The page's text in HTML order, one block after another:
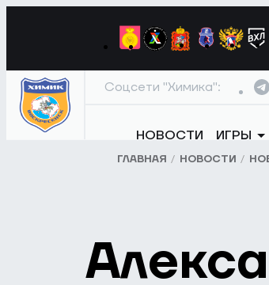
Соцсети "Химика":
НОВОСТИ ИГРЫ
ГЛАВНАЯ НОВОСТИ